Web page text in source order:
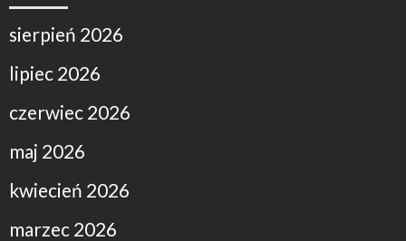
sierpień 2026
lipiec 2026
czerwiec 2026
maj 2026
kwiecień 2026
marzec 2026